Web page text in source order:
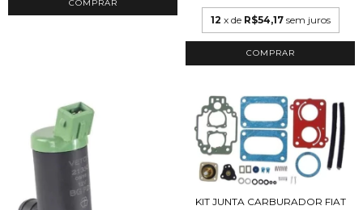
12 x de R$54,17 sem juros
KIT JUNTA CARBURADOR FIAT